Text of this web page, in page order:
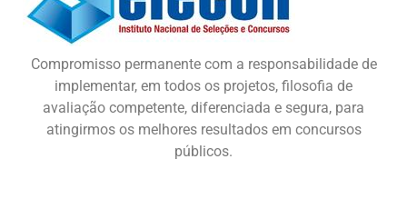
Compromisso permanente com a responsabilidade de
implementar, em todos os projetos, filosofia de
avaliação competente, diferenciada e segura, para
atingirmos os melhores resultados em concursos
públicos.